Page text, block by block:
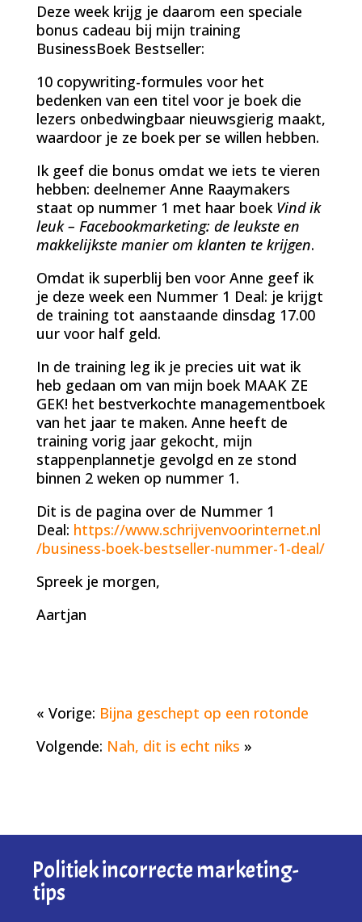
Deze week krijg je daarom een speciale
bonus cadeau bij mijn training
BusinessBoek Bestseller:
10 copywriting-formules voor het
bedenken van een titel voor je boek die
lezers onbedwingbaar nieuwsgierig maakt,
waardoor je ze boek per se willen hebben.
Ik geef die bonus omdat we iets te vieren
hebben: deelnemer Anne Raaymakers
staat op nummer 1 met haar boek Vind ik
leuk – Facebookmarketing: de leukste en
makkelijkste manier om klanten te krijgen.
Omdat ik superblij ben voor Anne geef ik
je deze week een Nummer 1 Deal: je krijgt
de training tot aanstaande dinsdag 17.00
uur voor half geld.
In de training leg ik je precies uit wat ik
heb gedaan om van mijn boek MAAK ZE
GEK! het bestverkochte managementboek
van het jaar te maken. Anne heeft de
training vorig jaar gekocht, mijn
stappenplannetje gevolgd en ze stond
binnen 2 weken op nummer 1.
Dit is de pagina over de Nummer 1
Deal: https://www.schrijvenvoorinternet.nl
/business-boek-bestseller-nummer-1-deal/
Spreek je morgen,
Aartjan
« Vorige: Bijna geschept op een rotonde
Volgende: Nah, dit is echt niks »
Politiek incorrecte marketing-
tips